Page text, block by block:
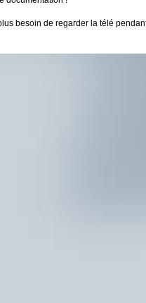
besoin de regarder la télé